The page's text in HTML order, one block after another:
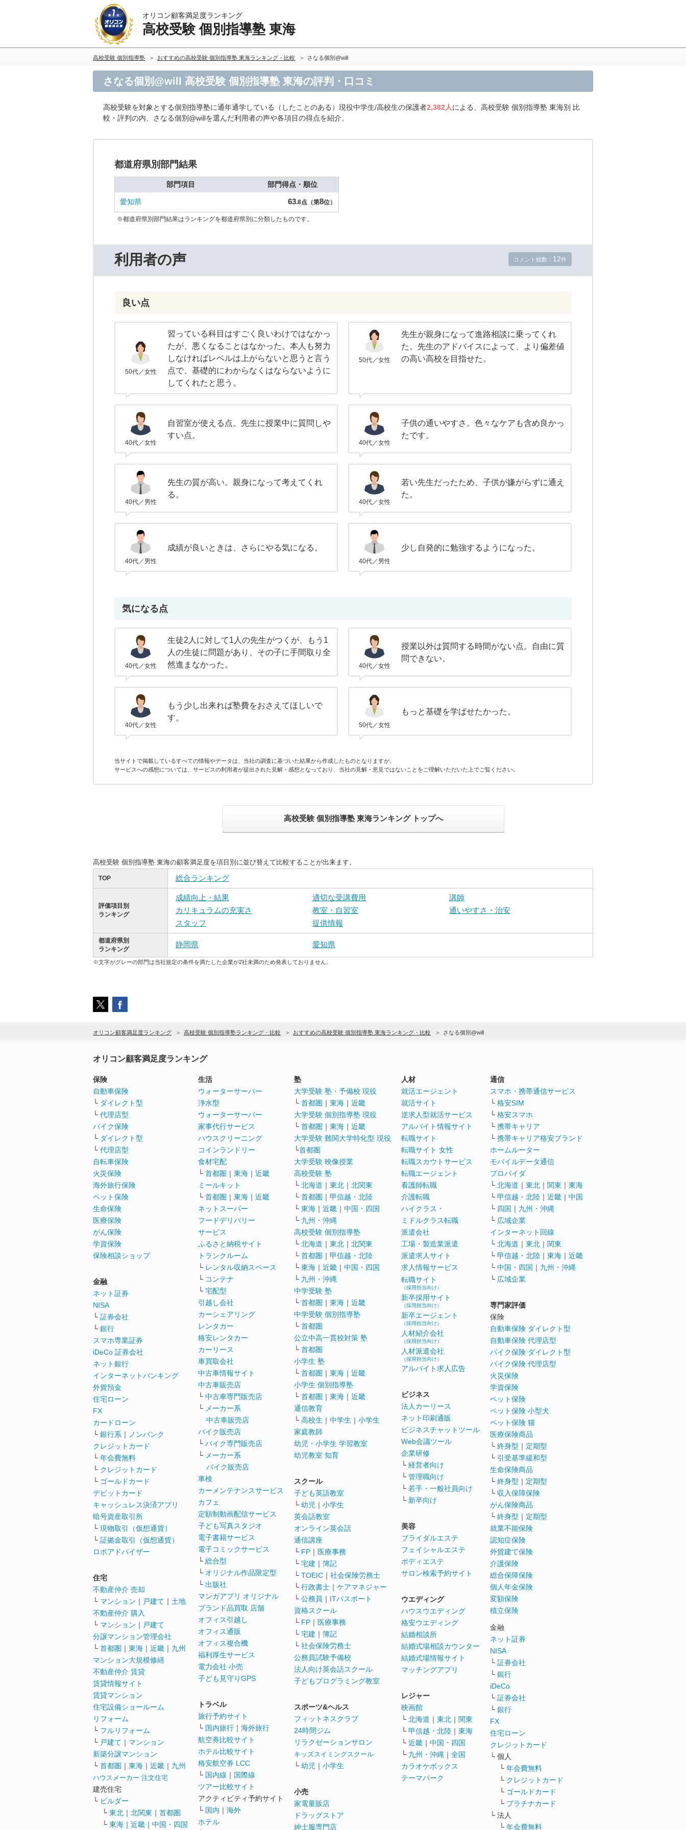
オリコン顧客満足度ランキング
高校受験 個別指導塾 東海
高校受験 個別指導塾 おすすめの高校受験 個別指導塾 東海ランキング・比較 さなる個別@will
さなる個別@will 高校受験 個別指導塾 東海の評判・口コミ
高校受験を対象とする個別指導塾に通年通学している（したことのある）現役中学生/高校生の保護者2,382人による、高校受験 個別指導塾 東海別 比
較・評判の内、さなる個別@willを選んだ利用者の声や各項目の得点を紹介。
都道府県別部門結果
部門項目 部門得点・順位
愛知県 63.8点（第8位）
※都道府県別部門結果はランキングを都道府県別に分類したものです。
利用者の声 コメント総数： 12件
良い点
50代／女性
習っている科目はすごく良いわけではなかっ
たが、悪くなることはなかった。本人も努力
しなければレベルは上がらないと思うと言う
点で、基礎的にわからなくはならないように
してくれたと思う。
50代／女性
先生が親身になって進路相談に乗ってくれ
た。先生のアドバイスによって、より偏差値
の高い高校を目指せた。
40代／女性
自習室が使える点。先生に授業中に質問しや
すい点。
40代／女性
子供の通いやすさ。色々なケアも含め良かっ
たです。
40代／男性
先生の質が高い。親身になって考えてくれ
る。
40代／女性
若い先生だったため、子供が嫌がらずに通え
た。
40代／男性
成績が良いときは、さらにやる気になる。
40代／男性
少し自発的に勉強するようになった。
気になる点
40代／女性
生徒2人に対して1人の先生がつくが、もう1
人の生徒に問題があり、その子に手間取り全
然進まなかった。
40代／女性
授業以外は質問する時間がない点。自由に質
問できない。
40代／女性
もう少し出来れば塾費をおさえてほしいで
す。
50代／女性
もっと基礎を学ばせたかった。
当サイトで掲載しているすべての情報やデータは、当社の調査に基づいた結果から作成したものとなりますが、
サービスへの感想については、サービスの利用者が提出された見解・感想となっており、当社の見解・意見ではないことをご理解いただいた上でご覧ください。
高校受験 個別指導塾 東海ランキング トップへ
高校受験 個別指導塾 東海の顧客満足度を項目別に並び替えて比較することが出来ます。
TOP 総合ランキング
評価項目別
ランキング
成績向上・結果 適切な受講費用
講師
カリキュラムの充実さ
教室・自習室
通いやすさ・治安
スタッフ
提供情報
都道府県別
ランキング
静岡県 愛知県
※文字がグレーの部門は当社規定の条件を満たした企業が2社未満のため発表しておりません。
オリコン顧客満足度ランキング 高校受験 個別指導塾ランキング・比較 おすすめの高校受験 個別指導塾 東海ランキング・比較 さなる個別@will
オリコン顧客満足度ランキング
保険
自動車保険
└ ダイレクト型
└ 代理店型
バイク保険
└ ダイレクト型
└ 代理店型
自転車保険
火災保険
海外旅行保険
ペット保険
生命保険
医療保険
がん保険
学資保険
保険相談ショップ
金融
ネット証券
NISA
└ 証券会社
└ 銀行
スマホ専業証券
iDeCo 証券会社
ネット銀行
インターネットバンキング
外貨預金
住宅ローン
FX
カードローン
└ 銀行系 ｜
ノンバンク
クレジットカード
└ 年会費無料
└ クレジットカード
└ ゴールドカード
デビットカード
キャッシュレス決済アプリ
暗号資産取引所
└ 現物取引（仮想通貨）
└ 証拠金取引（仮想通貨）
ロボアドバイザー
住宅
不動産仲介 売却
└ マンション ｜ 戸建て ｜ 土地
不動産仲介 購入
└ マンション ｜ 戸建て
分譲マンション管理会社
└ 首都圏 ｜ 東海 ｜ 近畿 ｜ 九州
マンション大規模修繕
不動産仲介 賃貸
賃貸情報サイト
賃貸マンション
住宅設備ショールーム
リフォーム
└ フルリフォーム
└ 戸建て ｜ マンション
新築分譲マンション
└ 首都圏 ｜ 東海 ｜ 近畿 ｜ 九州
ハウスメーカー 注文住宅
建売住宅
└ ビルダー
└ 東北 ｜ 北関東 ｜ 首都圏
└ 東海 ｜ 近畿 ｜ 中国・四国
生活
ウォーターサーバー
浄水型
ウォーターサーバー
家事代行サービス
ハウスクリーニング
コインランドリー
食材宅配
└ 首都圏 ｜ 東海 ｜ 近畿
ミールキット
└ 首都圏 ｜ 東海 ｜ 近畿
ネットスーパー
フードデリバリー
サービス
ふるさと納税サイト
トランクルーム
└ レンタル収納スペース
└ コンテナ
└ 宅配型
引越し会社
カーシェアリング
レンタカー
格安レンタカー
カーリース
車買取会社
中古車情報サイト
中古車販売店
└ 中古車専門販売店
└ メーカー系
中古車販売店
バイク販売店
└ バイク専門販売店
└ メーカー系
バイク販売店
車検
カーメンテナンスサービス
カフェ
定額制動画配信サービス
子ども写真スタジオ
電子書籍サービス
電子コミックサービス
└ 総合型
└ オリジナル作品限定型
└ 出版社
マンガアプリ オリジナル
ブランド品買取 店舗
オフィス引越し
オフィス通販
オフィス複合機
福利厚生サービス
電力会社 小売
子ども見守りGPS
トラベル
旅行予約サイト
└ 国内旅行 ｜ 海外旅行
航空券比較サイト
ホテル比較サイト
格安航空券 LCC
└ 国内線 ｜ 国際線
ツアー比較サイト
アクティビティ予約サイト
└ 国内 ｜ 海外
ホテル
塾
大学受験 塾・予備校 現役
└ 首都圏 ｜ 東海 ｜ 近畿
大学受験 個別指導塾 現役
└ 首都圏 ｜ 東海 ｜ 近畿
大学受験 難関大学特化型 現役
└首都圏
大学受験 映像授業
高校受験 塾
└ 北海道 ｜ 東北 ｜ 北関東
└ 首都圏 ｜ 甲信越・北陸
└ 東海 ｜ 近畿 ｜ 中国・四国
└ 九州・沖縄
高校受験 個別指導塾
└ 北海道 ｜ 東北 ｜ 北関東
└ 首都圏 ｜ 甲信越・北陸
└ 東海 ｜ 近畿 ｜ 中国・四国
└ 九州・沖縄
中学受験 塾
└ 首都圏 ｜ 東海 ｜ 近畿
中学受験 個別指導塾
└ 首都圏
公立中高一貫校対策 塾
└ 首都圏
小学生 塾
└ 首都圏 ｜ 東海 ｜ 近畿
小学生 個別指導塾
└ 首都圏 ｜ 東海 ｜ 近畿
通信教育
└ 高校生 ｜ 中学生 ｜ 小学生
家庭教師
幼児・小学生 学習教室
幼児教室 知育
スクール
子ども英語教室
└ 幼児 ｜ 小学生
英会話教室
オンライン英会話
通信講座
└ FP ｜ 医療事務
└ 宅建 ｜ 簿記
└ TOEIC ｜ 社会保険労務士
└ 行政書士 ｜ ケアマネジャー
└ 公務員 ｜ ITパスポート
資格スクール
└ FP ｜ 医療事務
└ 宅建 ｜ 簿記
└ 社会保険労務士
公務員試験予備校
法人向け英会話スクール
子どもプログラミング教室
スポーツ&ヘルス
フィットネスクラブ
24時間ジム
リラクゼーションサロン
キッズスイミングスクール
└ 幼児 ｜ 小学生
小売
家電量販店
ドラッグストア
紳士服専門店
人材
就活エージェント
就活サイト
逆求人型就活サービス
アルバイト情報サイト
転職サイト
転職サイト 女性
転職スカウトサービス
転職エージェント
看護師転職
介護転職
ハイクラス・
ミドルクラス転職
派遣会社
工場・製造業派遣
派遣求人サイト
求人情報サービス
転職サイト
（採用担当向け）
新卒採用サイト
（採用担当向け）
新卒エージェント
（採用担当向け）
人材紹介会社
（採用担当向け）
人材派遣会社
（採用担当向け）
アルバイト求人広告
ビジネス
法人カーリース
ネット印刷通販
ビジネスチャットツール
Web会議ツール
企業研修
└ 経営者向け
└ 管理職向け
└ 若手・一般社員向け
└ 新卒向け
美容
ブライダルエステ
フェイシャルエステ
ボディエステ
サロン検索予約サイト
ウエディング
ハウスウエディング
格安ウエディング
結婚相談所
結婚式場相談カウンター
結婚式場情報サイト
マッチングアプリ
レジャー
映画館
└ 北海道 ｜ 東北 ｜ 関東
└ 甲信越・北陸 ｜ 東海
└ 近畿 ｜ 中国・四国
└ 九州・沖縄 ｜ 全国
カラオケボックス
テーマパーク
通信
スマホ・携帯通信サービス
└ 格安SIM
└ 格安スマホ
└ 携帯キャリア
└ 携帯キャリア格安ブランド
ホームルーター
モバイルデータ通信
プロバイダ
└ 北海道 ｜ 東北 ｜ 関東 ｜ 東海
└ 甲信越・北陸 ｜ 近畿 ｜ 中国
└ 四国 ｜ 九州・沖縄
└ 広域企業
インターネット回線
└ 北海道 ｜ 東北 ｜ 関東
└ 甲信越・北陸 ｜ 東海 ｜ 近畿
└ 中国・四国 ｜ 九州・沖縄
└ 広域企業
専門家評価
保険
自動車保険 ダイレクト型
自動車保険 代理店型
バイク保険 ダイレクト型
バイク保険 代理店型
火災保険
学資保険
ペット保険
ペット保険 小型犬
ペット保険 猫
医療保険商品
└ 終身型 ｜ 定期型
└ 引受基準緩和型
生命保険商品
└ 終身型 ｜ 定期型
└ 収入保障保険
がん保険商品
└ 終身型 ｜ 定期型
就業不能保険
認知症保険
外貨建て保険
介護保険
総合保障保険
個人年金保険
変額保険
積立保険
金融
ネット証券
NISA
└ 証券会社
└ 銀行
iDeCo
└ 証券会社
└ 銀行
FX
住宅ローン
クレジットカード
└ 個人
└ 年会費無料
└ クレジットカード
└ ゴールドカード
└ プラチナカード
└ 法人
└ 年会費無料